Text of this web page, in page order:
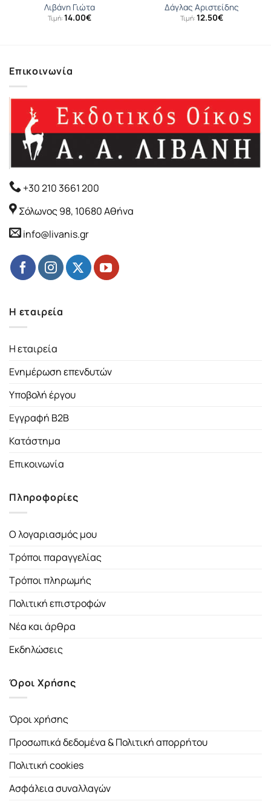
Λιβάνη Γιώτα
Τιμή: 14.00€
Δάγλας Αριστείδης
Τιμή: 12.50€
Επικοινωνία
+30 210 3661 200
Σόλωνος 98, 10680 Αθήνα
info@livanis.gr
Η εταιρεία
Η εταιρεία
Ενημέρωση επενδυτών
Υποβολή έργου
Εγγραφή B2B
Κατάστημα
Επικοινωνία
Πληροφορίες
Ο λογαριασμός μου
Τρόποι παραγγελίας
Τρόποι πληρωμής
Πολιτική επιστροφών
Νέα και άρθρα
Εκδηλώσεις
Όροι Χρήσης
Όροι χρήσης
Προσωπικά δεδομένα & Πολιτική απορρήτου
Πολιτική cookies
Ασφάλεια συναλλαγών